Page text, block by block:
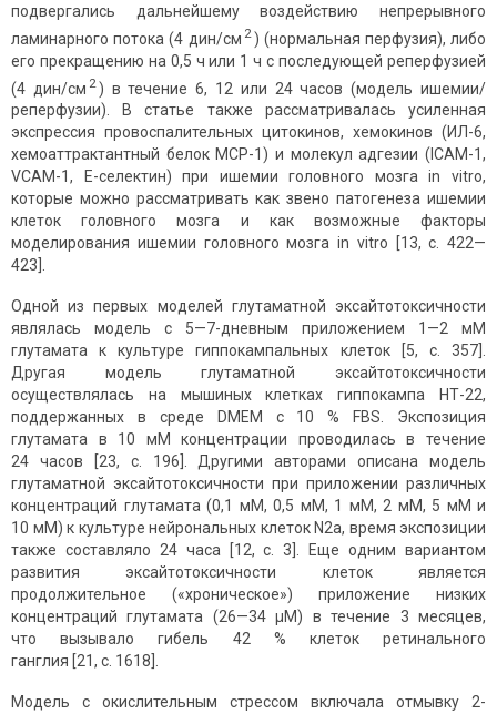
подвергались дальнейшему воздействию непрерывного
ламинарного потока (4 дин/см 2 ) (нормальная перфузия), либо
его прекращению на 0,5 ч или 1 ч с последующей реперфузией
(4 дин/см 2 ) в течение 6, 12 или 24 часов (модель ишемии/
реперфузии). В статье также рассматривалась усиленная
экспрессия провоспалительных цитокинов, хемокинов (ИЛ-6,
хемоаттрактантный белок MCP-1) и молекул адгезии (ICAM-1,
VCAM-1, E-селектин) при ишемии головного мозга in vitro,
которые можно рассматривать как звено патогенеза ишемии
клеток головного мозга и как возможные факторы
моделирования ишемии головного мозга in vitro [13, с. 422—
423].
Одной из первых моделей глутаматной эксайтотоксичности
являлась модель с 5—7-дневным приложением 1—2 мМ
глутамата к культуре гиппокампальных клеток [5, с. 357].
Другая модель глутаматной эксайтотоксичности
осуществлялась на мышиных клетках гиппокампа НТ-22,
поддержанных в среде DMEM с 10 % FBS. Экспозиция
глутамата в 10 мМ концентрации проводилась в течение
24 часов [23, с. 196]. Другими авторами описана модель
глутаматной эксайтотоксичности при приложении различных
концентраций глутамата (0,1 мМ, 0,5 мМ, 1 мМ, 2 мМ, 5 мМ и
10 мМ) к культуре нейрональных клеток N2a, время экспозиции
также составляло 24 часа [12, с. 3]. Еще одним вариантом
развития эксайтотоксичности клеток является
продолжительное («хроническое») приложение низких
концентраций глутамата (26—34 μM) в течение 3 месяцев,
что вызывало гибель 42 % клеток ретинального
ганглия [21, с. 1618].
Модель с окислительным стрессом включала отмывку 2-